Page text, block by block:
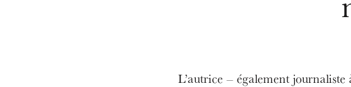
L’autrice – également